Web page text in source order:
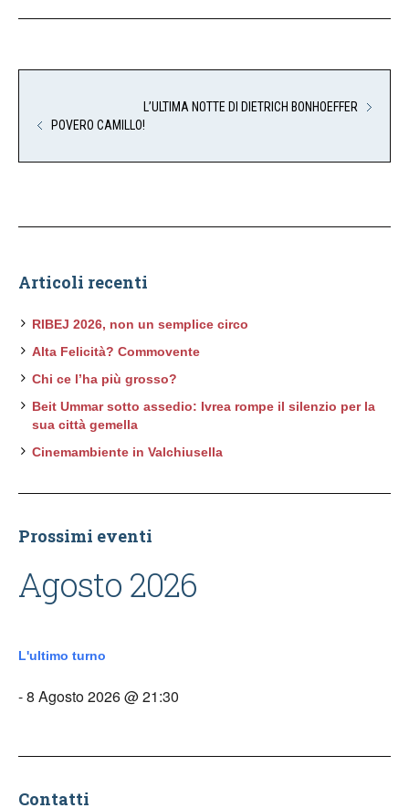
L’ULTIMA NOTTE DI DIETRICH BONHOEFFER
POVERO CAMILLO!
Articoli recenti
RIBEJ 2026, non un semplice circo
Alta Felicità? Commovente
Chi ce l’ha più grosso?
Beit Ummar sotto assedio: Ivrea rompe il silenzio per la
sua città gemella
Cinemambiente in Valchiusella
Prossimi eventi
Agosto 2026
L'ultimo turno
- 8 Agosto 2026 @ 21:30
Contatti